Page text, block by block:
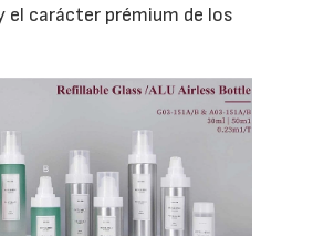
el carácter prémium de los